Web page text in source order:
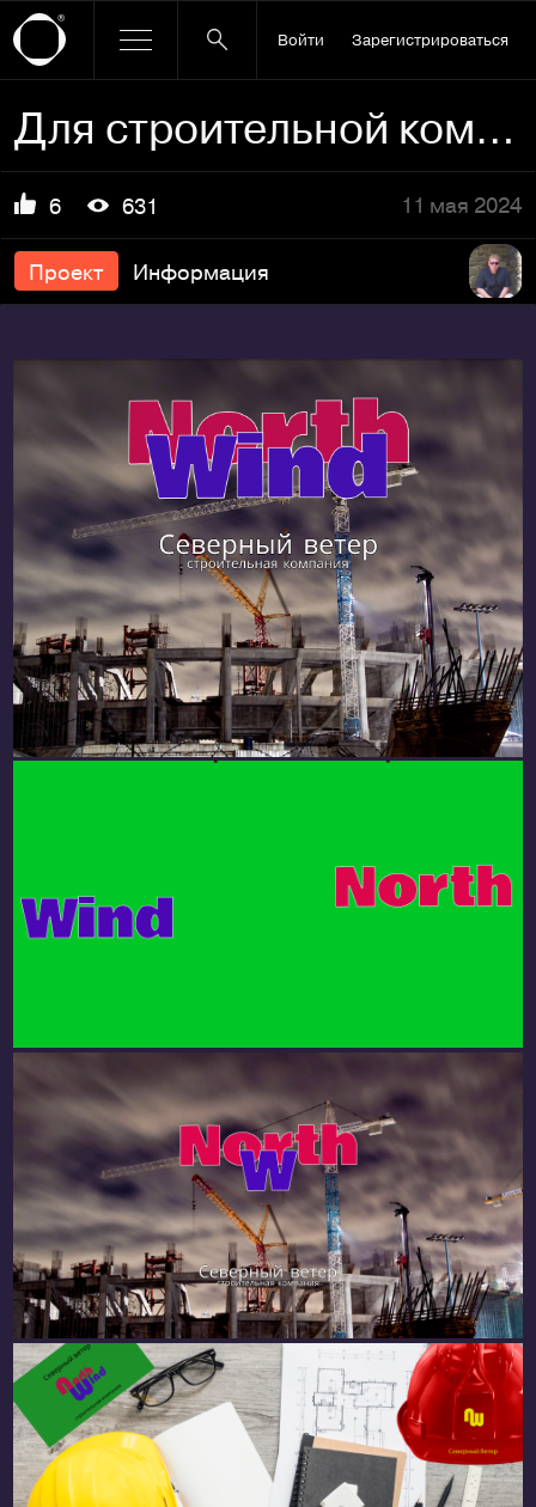
Войти Зарегистрироваться
Для строительной компании "Северный ветер"
6 631 11 мая 2024
Проект Информация